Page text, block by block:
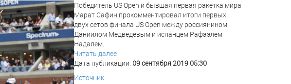
Победитель US Open и бывшая первая ракетка мира
Марат Сафин прокомментировал итоги первых
двух сетов финала US Open между россиянином
Даниилом Медведевым и испанцем Рафаэлем
Надалем.
Читать далее
Дата публикации: 09 сентября 2019 05:30
Источник